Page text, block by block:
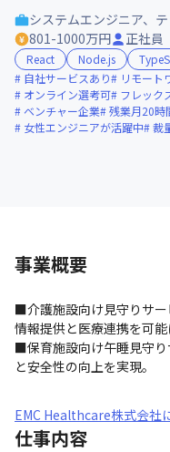
システムエンジニア、
801-1000万円
正社員
React Node.js
自社サービスあり
リモート
オンライン選考可
フレック
ベンチャー企業 残業月20時
女性エンジニアが活躍中
裁
事業概要
■介護施設向け見守りサ
情報提供と医療連携を可能
■保育施設向け午睡見守
と安全性の向上を実現。
EMC Healthcare株式会社
仕事内容